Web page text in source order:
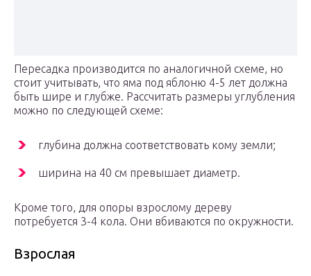
Пересадка производится по аналогичной схеме, но
стоит учитывать, что яма под яблоню 4-5 лет должна
быть шире и глубже. Рассчитать размеры углубления
можно по следующей схеме:
глубина должна соответствовать кому земли;
ширина на 40 см превышает диаметр.
Кроме того, для опоры взрослому дереву
потребуется 3-4 кола. Они вбиваются по окружности.
Взрослая